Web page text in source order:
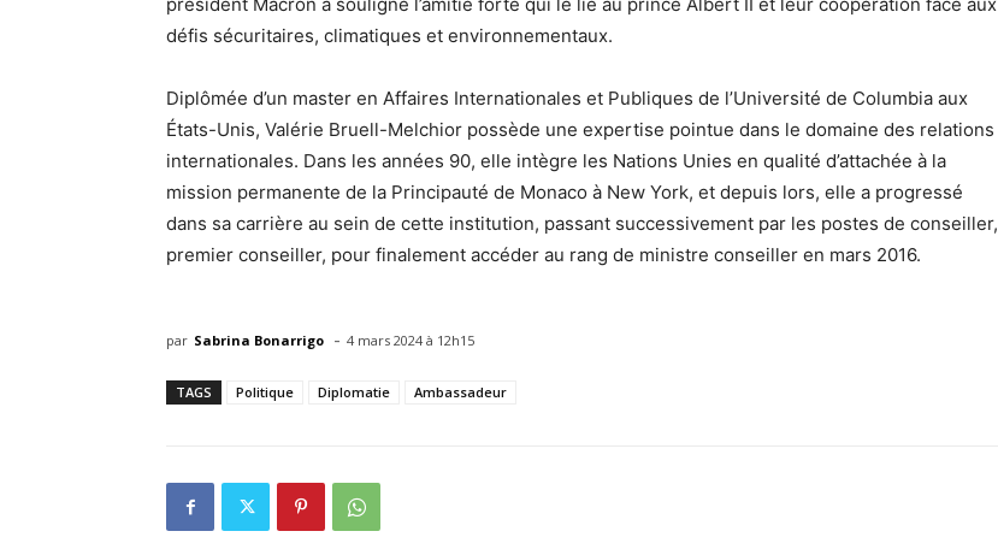
défis sécuritaires, climatiques et environnementaux.
Diplômée d’un master en Affaires Internationales et Publiques de l’Université de Columbia aux
États-Unis, Valérie Bruell-Melchior possède une expertise pointue dans le domaine des relations
internationales. Dans les années 90, elle intègre les Nations Unies en qualité d’attachée à la
mission permanente de la Principauté de Monaco à New York, et depuis lors, elle a progressé
dans sa carrière au sein de cette institution, passant successivement par les postes de conseiller,
premier conseiller, pour finalement accéder au rang de ministre conseiller en mars 2016.
par Sabrina Bonarrigo - 4 mars 2024 à 12h15
TAGS Politique Diplomatie Ambassadeur